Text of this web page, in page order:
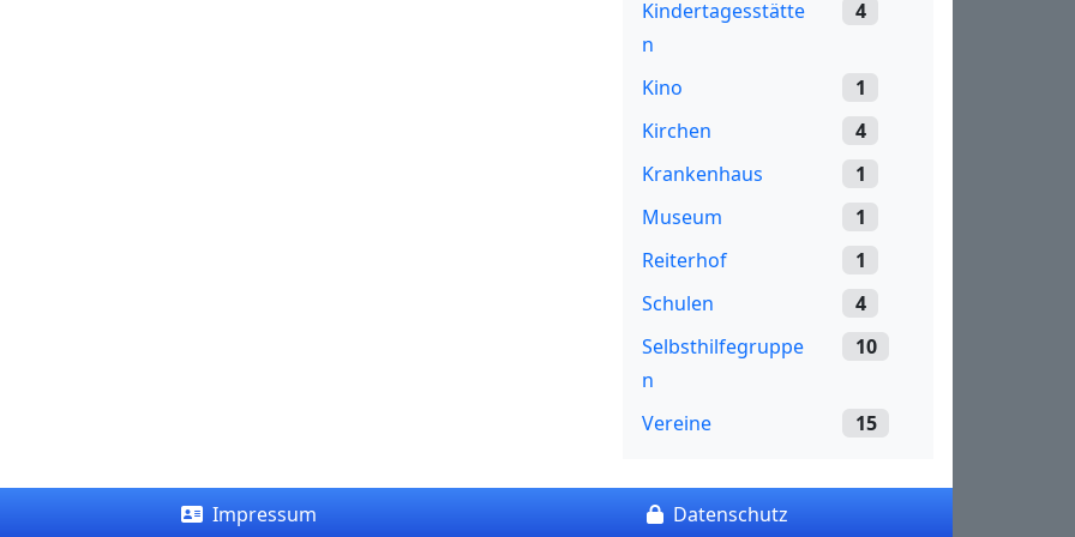
Kindertagesstätte
n
4
Kino
1
Kirchen
4
Krankenhaus
1
Museum
1
Reiterhof
1
Schulen
4
Selbsthilfegruppe
n
10
Vereine 15
Impressum Datenschutz